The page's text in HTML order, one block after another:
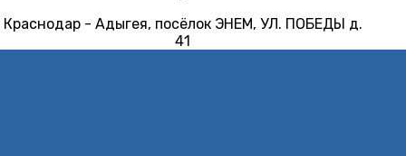
Краснодар - Адыгея, посёлок ЭНЕМ, УЛ. ПОБЕДЫ д.
41